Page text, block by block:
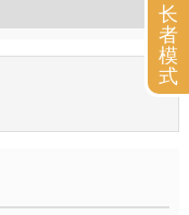
长
者
模
式